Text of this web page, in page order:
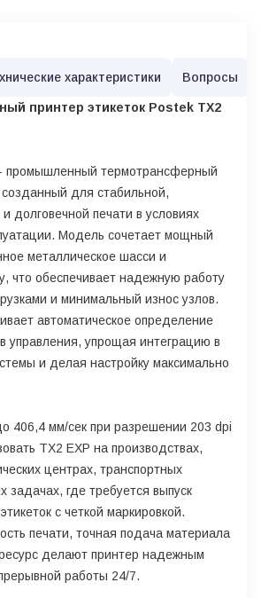
характеристики Вопросы
принтер этикеток Postek TX2
- промышленный термотрансферный
созданный для стабильной,
долговечной печати в условиях
Модель сочетает мощный
металлическое шасси и
что обеспечивает надежную работу
и минимальный износ узлов.
автоматическое определение
управления, упрощая интеграцию в
и делая настройку максимально
406,4 мм/сек при разрешении 203 dpi
TX2 EXP на производствах,
центрах, транспортных
задачах, где требуется выпуск
с четкой маркировкой.
печати, точная подача материала
делают принтер надежным
работы 24/7.